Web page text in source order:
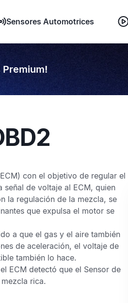
Sensores Automotrices
Premium!
con el objetivo de regular el
señal de voltaje al ECM, quien
la regulación de la mezcla, se
que expulsa el motor se
a que el gas y el aire también
de aceleración, el voltaje de
también lo hace.
ECM detectó que el Sensor de
rica.